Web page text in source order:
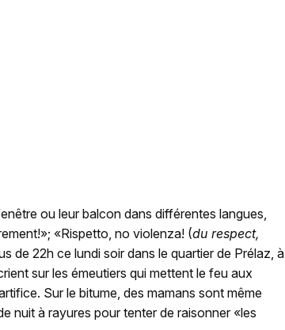
ou leur balcon dans différentes langues,
«Rispetto, no violenza! (du respect,
de 22h ce lundi soir dans le quartier de Prélaz, à
sur les émeutiers qui mettent le feu aux
Sur le bitume, des mamans sont même
nuit à rayures pour tenter de raisonner «les